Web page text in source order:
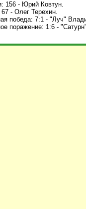
156 - Юрий Ковтун.
67 - Олег Терехин.
победа: 7:1 - "Луч"
поражение: 1:6 -